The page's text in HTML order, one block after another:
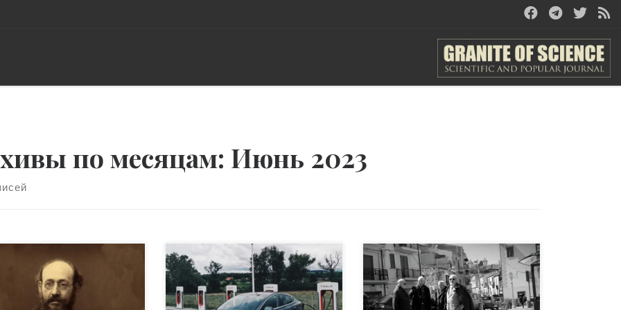
по месяцам: Июнь 2023
Мечников родился 18 мая
в Санкт-Петербурге. Он
вторым из сыновей
Статья от инициативной
группы «Зеленая
энергетика»Данную статью
«Более 10 лет я глубоко изучал
Мафию, поскольку считаю
крайне интересным и важным